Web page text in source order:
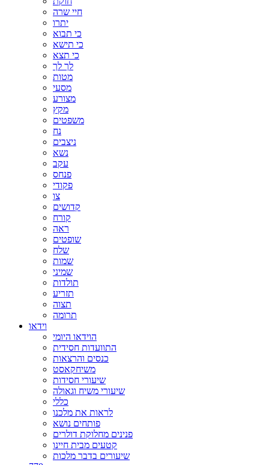
חיי שרה
יתרו
כי תבוא
כי תישא
כי תצא
לך לך
מטות
מסעי
מצורע
מקץ
משפטים
נח
ניצבים
נשא
עקב
פנחס
פקודי
צו
קדושים
קורח
ראה
שופטים
שלח
שמות
שמיני
תולדות
תזריע
תצוה
תרומה
וידאו
הוידאו היומי
התוועדות חסידית
כנסים והרצאות
משיחקאסט
שיעורי חסידות
שיעורי משיח וגאולה
כללי
לראות את מלכנו
פותחים נושא
פנינים מחלוקת דולרים
קטעים מבית חיינו
שיעורים בדבר מלכות